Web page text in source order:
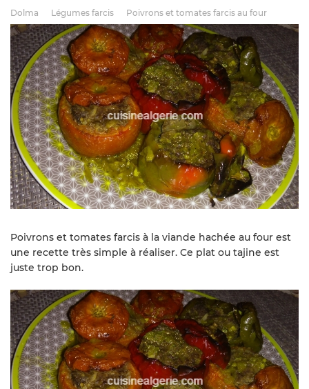
Dolma
Légumes farcis Poivrons et tomates farcis au four
Poivrons et tomates farcis à la viande hachée au four est
une recette très simple à réaliser. Ce plat ou tajine est
juste trop bon.